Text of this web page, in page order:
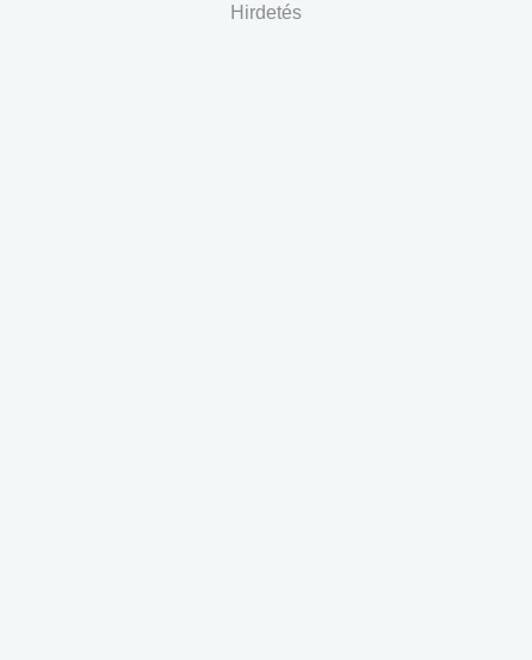
Hirdetés